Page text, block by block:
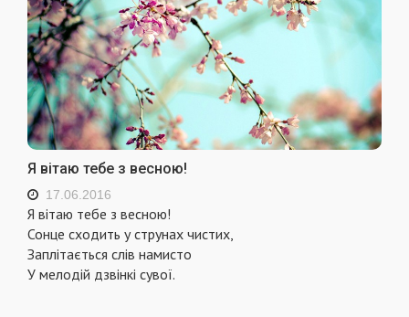
Я вітаю тебе з весною!
17.06.2016
Я вітаю тебе з весною!
Сонце сходить у струнах чистих,
Заплітається слів намисто
У мелодій дзвінкі сувої.